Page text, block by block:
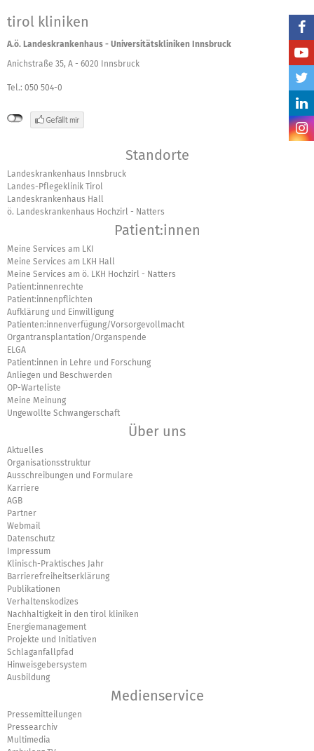
tirol kliniken
A.ö. Landeskrankenhaus - Universitätskliniken Innsbruck
Anichstraße 35, A - 6020 Innsbruck
Tel.: 050 504-0
Standorte
Landeskrankenhaus Innsbruck
Landes-Pflegeklinik Tirol
Landeskrankenhaus Hall
ö. Landeskrankenhaus Hochzirl - Natters
Patient:innen
Meine Services am LKI
Meine Services am LKH Hall
Meine Services am ö. LKH Hochzirl - Natters
Patient:innenrechte
Patient:innenpflichten
Aufklärung und Einwilligung
Patienten:innenverfügung/Vorsorgevollmacht
Organtransplantation/Organspende
ELGA
Patient:innen in Lehre und Forschung
Anliegen und Beschwerden
OP-Warteliste
Meine Meinung
Ungewollte Schwangerschaft
Über uns
Aktuelles
Organisationsstruktur
Ausschreibungen und Formulare
Karriere
AGB
Partner
Webmail
Datenschutz
Impressum
Klinisch-Praktisches Jahr
Barrierefreiheitserklärung
Publikationen
Verhaltenskodizes
Nachhaltigkeit in den tirol kliniken
Energiemanagement
Projekte und Initiativen
Schlaganfallpfad
Hinweisgebersystem
Ausbildung
Medienservice
Pressemitteilungen
Pressearchiv
Multimedia